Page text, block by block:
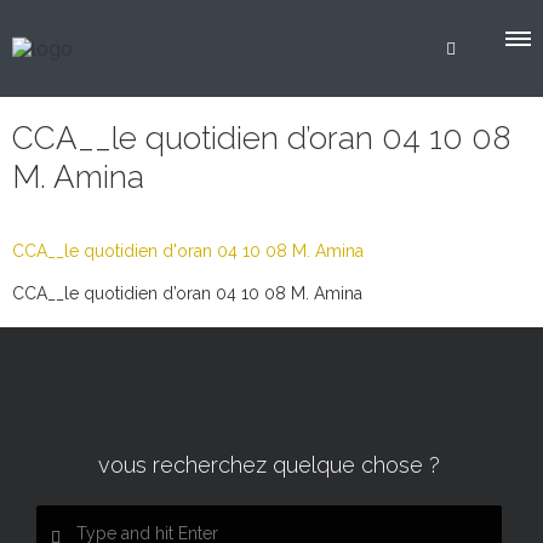
CCA__le quotidien d’oran 04 10 08
M. Amina
CCA__le quotidien d'oran 04 10 08 M. Amina
CCA__le quotidien d’oran 04 10 08 M. Amina
vous recherchez quelque chose ?